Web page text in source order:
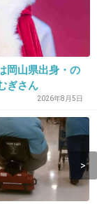
メージだけ
もぽちゃで
き
組の時想像
岡山県出身・の
ぎさん
2026年8月5日